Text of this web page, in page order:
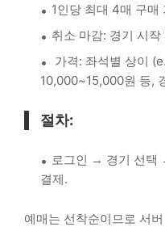
1인당 최대 4매 구매
취소 마감: 경기 시
가격: 좌석별 상이
10,000~15,000원 등,
절차:
로그인 → 경기 선택
결제.
예매는 선착순이므로 서